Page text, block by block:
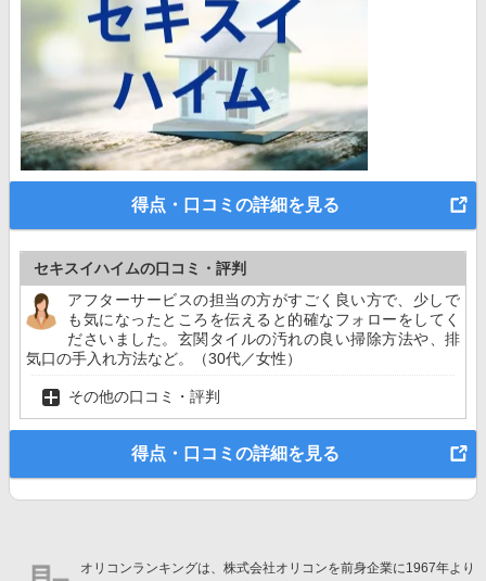
得点・口コミの詳細を見る
セキスイハイムの口コミ・評判
アフターサービスの担当の方がすごく良い方で、少しで
も気になったところを伝えると的確なフォローをしてく
ださいました。玄関タイルの汚れの良い掃除方法や、排
気口の手入れ方法など。（30代／女性）
その他の口コミ・評判
得点・口コミの詳細を見る
オリコンランキングは、株式会社オリコンを前身企業に1967年より